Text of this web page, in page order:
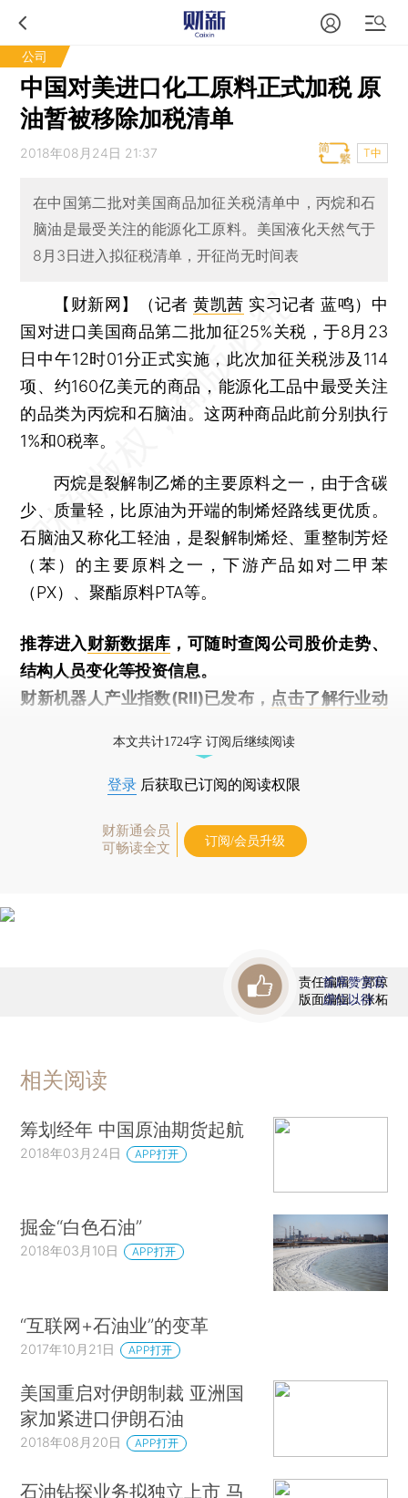
公司
中国对美进口化工原料正式加税 原
油暂被移除加税清单
2018年08月24日 21:37 T中
在中国第二批对美国商品加征关税清单中，丙烷和石
脑油是最受关注的能源化工原料。美国液化天然气于
8月3日进入拟征税清单，开征尚无时间表
【财新网】（记者黄凯茜 实习记者 蓝鸣） 中
国对进口美国商品第二批加征25%关税，于8月23
日中午12时01分正式实施，此次加征关税涉及114
项、约160亿美元的商品，能源化工品中最受关注
的品类为丙烷和石脑油。这两种商品此前分别执行
1%和0税率。
丙烷是裂解制乙烯的主要原料之一，由于含碳
少、质量轻，比原油为开端的制烯烃路线更优质。
石脑油又称化工轻油，是裂解制烯烃、重整制芳烃
（苯）的主要原料之一，下游产品如对二甲苯
（PX）、聚酯原料PTA等。
推荐进入财新数据库 ，可随时查阅公司股价走势、
结构人员变化等投资信息。
财新机器人产业指数(RII)已发布， 点击了解行业动
本文共计1724字 订阅后继续阅读
登录 后获取已订阅的阅读权限
财新通会员
可畅读全文
订阅/会员升级
责任编辑：郭琼
版面编辑：张柘
首席赞赏官
虚位以待
相关阅读
筹划经年 中国原油期货起航
2018年03月24日 APP打开
掘金“白色石油”
2018年03月10日 APP打开
“互联网+石油业”的变革
2017年10月21日 APP打开
美国重启对伊朗制裁 亚洲国
家加紧进口伊朗石油
2018年08月20日 APP打开
石油钻探业务拟独立上市 马